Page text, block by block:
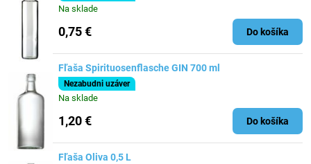
Na sklade
0,75 € Do košíka
Fľaša Spirituosenflasche GIN 700 ml
Nezabudni uzáver
Na sklade
1,20 € Do košíka
Fľaša Oliva 0,5 L